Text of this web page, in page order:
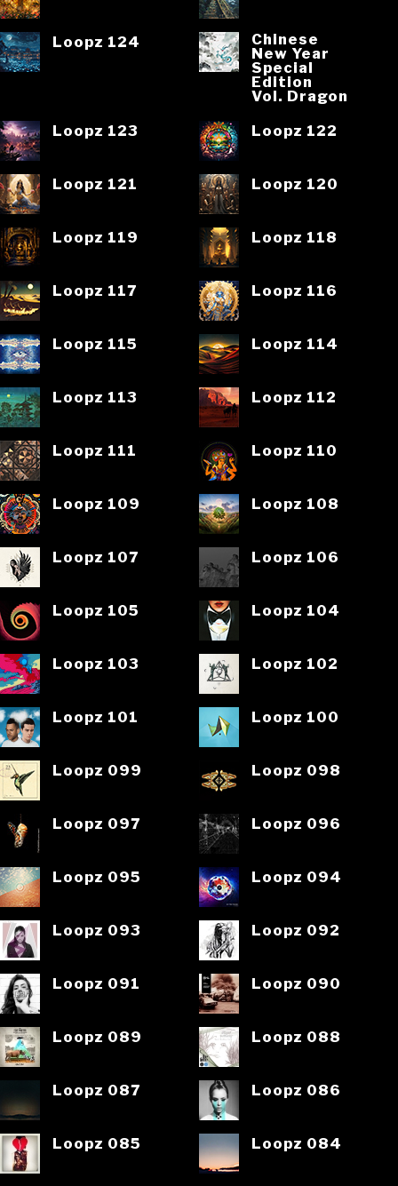
Loopz 124
Chinese
New Year
Special
Edition
Vol. Dragon
Loopz 123
Loopz 122
Loopz 121 Loopz 120
Loopz 119 Loopz 118
Loopz 117 Loopz 116
Loopz 115 Loopz 114
Loopz 113 Loopz 112
Loopz 111 Loopz 110
Loopz 109 Loopz 108
Loopz 107 Loopz 106
Loopz 105 Loopz 104
Loopz 103 Loopz 102
Loopz 101 Loopz 100
Loopz 099 Loopz 098
Loopz 097 Loopz 096
Loopz 095 Loopz 094
Loopz 093 Loopz 092
Loopz 091 Loopz 090
Loopz 089 Loopz 088
Loopz 087 Loopz 086
Loopz 085 Loopz 084